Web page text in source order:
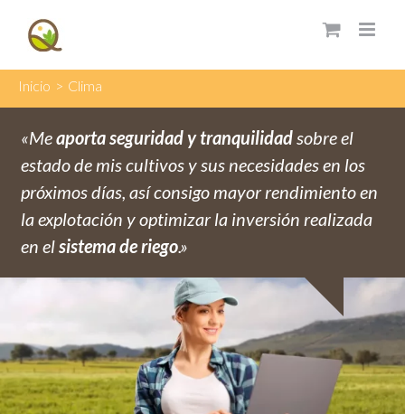
Inicio > Clima
«Meaporta seguridad y tranquilidadsobre el
estado de mis cultivos y sus necesidades en los
próximos días, así consigo mayor rendimiento en
la explotación y optimizar la inversión realizada
en elsistema de riego.»